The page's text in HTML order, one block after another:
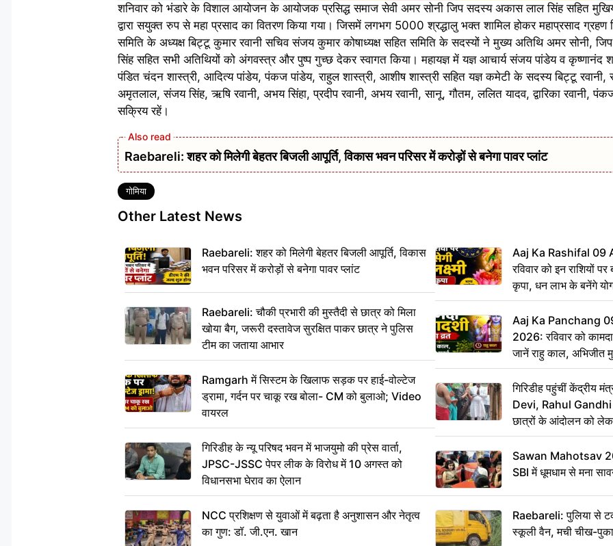
शनिवार को भंडारे के विशाल आयोजन के आयोजक प्रसिद्ध समाज सेवी अमर सोनी जिप सदस्य अकास लाल सिंह सहित मुखिया
द्वारा सयुक्त रुप से महा प्रसाद का वितरण किया गया। जिसमें लगभग 5000 श्रद्धालु भक्त शामिल होकर महाप्रसाद ग्रहण
समिति के अध्यक्ष बिट्टू कुमार रवानी सचिव संजय कुमार कोषाध्यक्ष सहित समिति के सदस्यों ने मुख्य अतिथि अमर सोनी,
सिंह सहित सभी अतिथियों को अंगवस्त्र और पुष्प गुच्छ देकर स्वागत किया। महायज्ञ में यज्ञ आचार्य संजय पांडेय व कृष्णानंद
पंडित चंदन शास्त्री, आदित्य पांडेय, पंकज पांडेय, राहुल शास्त्री, आशीष शास्त्री सहित यज्ञ कमेटी के सदस्य बिट्टू
अमृतलाल, संजय सिंह, ऋषि रवानी, अभय सिंहा, प्रदीप रवानी, अभय रवानी, सानू, गौतम, ललित यादव, द्वारिका रवानी,
सक्रिय रहें।
Raebareli: शहर को मिलेगी बेहतर बिजली आपूर्ति, विकास भवन परिसर में करोड़ों से बनेगा पावर प्लांट
Tags
गोमिया
Other Latest News
Raebareli: शहर को मिलेगी बेहतर बिजली आपूर्ति, विकास
भवन परिसर में करोड़ों से बनेगा पावर प्लांट
Raebareli: चौकी प्रभारी की मुस्तैदी से छात्र को मिला
खोया बैग, जरूरी दस्तावेज सुरक्षित पाकर छात्र ने पुलिस
टीम का जताया आभार
Ramgarh में सिस्टम के खिलाफ सड़क पर हाई-वोल्टेज
ड्रामा, गर्दन पर चाकू रख बोला- CM को बुलाओ; Video
वायरल
गिरिडीह के न्यू परिषद भवन में भाजयुमो की प्रेस वार्ता,
JPSC-JSSC पेपर लीक के विरोध में 10 अगस्त को
विधानसभा घेराव का ऐलान
NCC प्रशिक्षण से युवाओं में बढ़ता है अनुशासन और नेतृत्व
का गुण: डॉ. जी.एन. खान
Aaj Ka Rashifal 09
रविवार को इन राशियों पर
कृपा, धन लाभ के बनेंगे
Aaj Ka Panchang
2026: रविवार को
जानें राहु काल, अभिजीत
गिरिडीह पहुंचीं केंद्रीय
Devi, Rahul Gandhi
छात्रों के आंदोलन को
Sawan Mahotsav
SBI में धूमधाम से मना
Raebareli: पुलिया से
स्कूली वैन, मची चीख-